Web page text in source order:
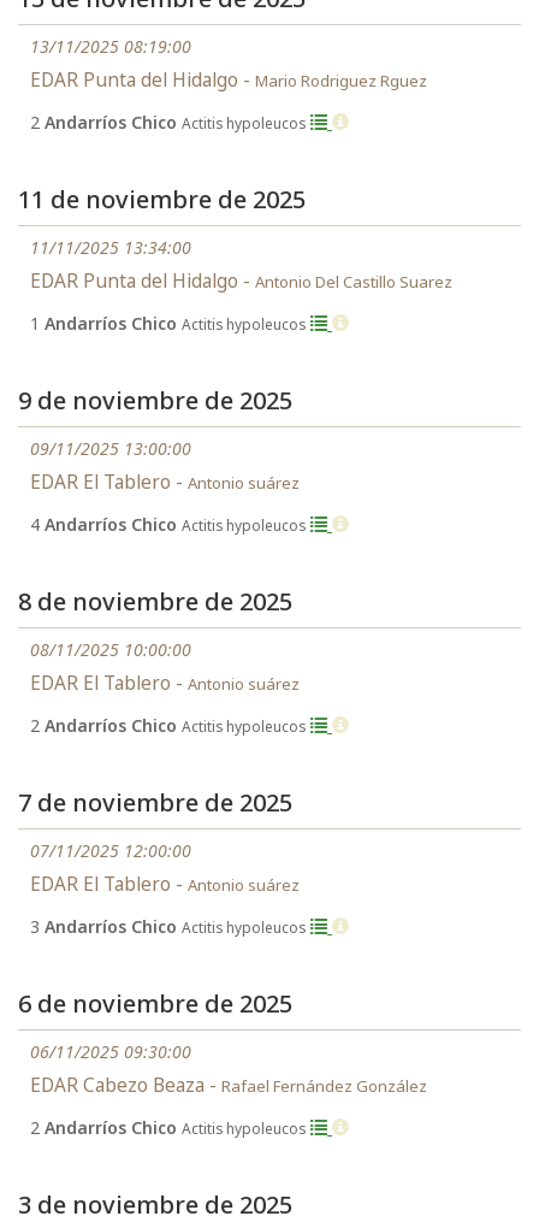
13/11/2025 08:19:00
EDAR Punta del Hidalgo - Mario Rodriguez Rguez
2 Andarríos Chico Actitis hypoleucos
11 de noviembre de 2025
11/11/2025 13:34:00
EDAR Punta del Hidalgo - Antonio Del Castillo Suarez
1 Andarríos Chico Actitis hypoleucos
9 de noviembre de 2025
09/11/2025 13:00:00
EDAR El Tablero - Antonio suárez
4 Andarríos Chico Actitis hypoleucos
8 de noviembre de 2025
08/11/2025 10:00:00
EDAR El Tablero - Antonio suárez
2 Andarríos Chico Actitis hypoleucos
7 de noviembre de 2025
07/11/2025 12:00:00
EDAR El Tablero - Antonio suárez
3 Andarríos Chico Actitis hypoleucos
6 de noviembre de 2025
06/11/2025 09:30:00
EDAR Cabezo Beaza - Rafael Fernández González
2 Andarríos Chico Actitis hypoleucos
3 de noviembre de 2025